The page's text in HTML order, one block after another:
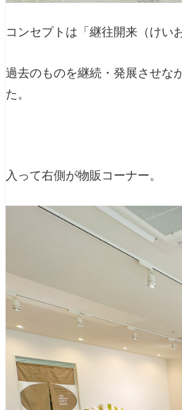
コンセプトは「継往開来（けい
過去のものを継続・発展させな
た。
入って右側が物販コーナー。